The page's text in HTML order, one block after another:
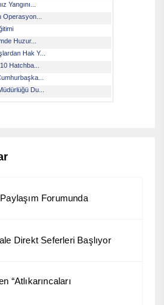
Forumunda
Direkt Seferleri Başlıyor
“Atlıkarıncaları